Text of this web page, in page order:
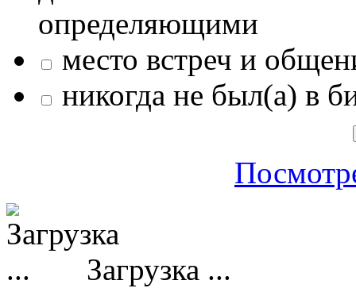
определяющими
место встреч и
никогда не был(а) в
Загрузка ...